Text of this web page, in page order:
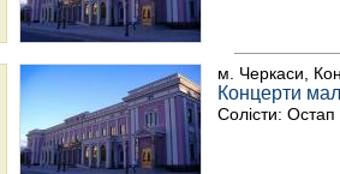
м. Черкаси,
Концерти
Солісти: